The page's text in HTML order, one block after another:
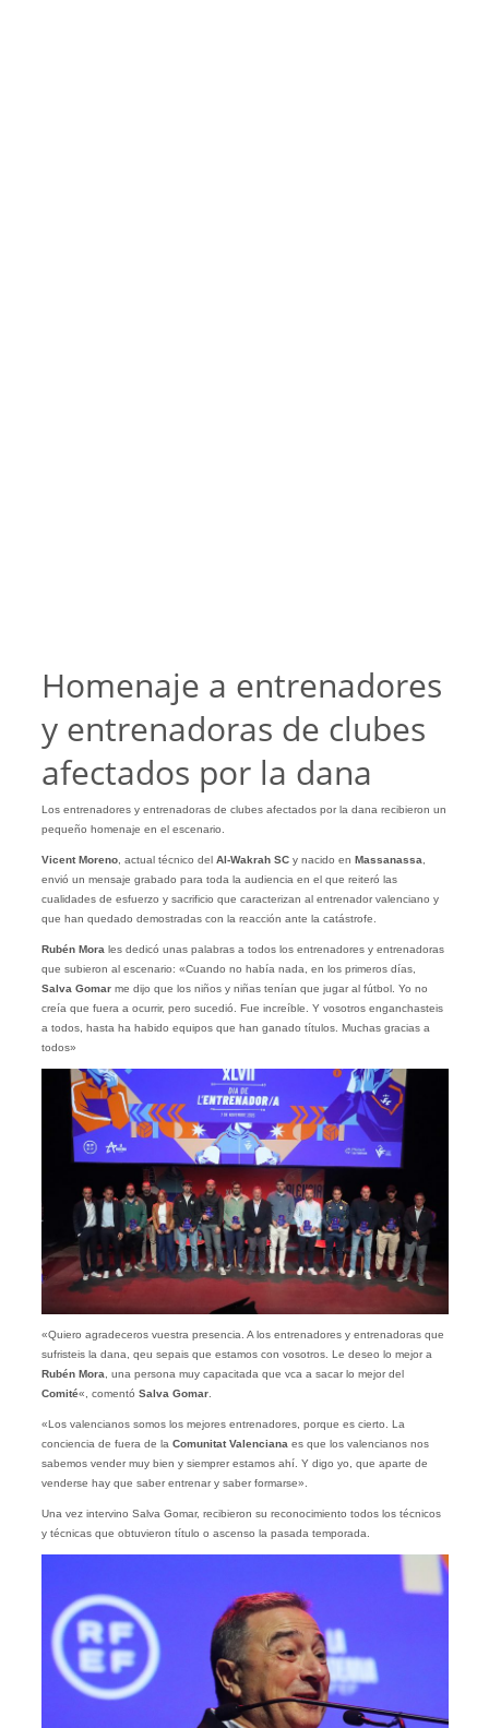
Homenaje a entrenadores
y entrenadoras de clubes
afectados por la dana
Los entrenadores y entrenadoras de clubes afectados por la dana recibieron un
pequeño homenaje en el escenario.
Vicent Moreno, actual técnico del Al-Wakrah SC y nacido en Massanassa,
envió un mensaje grabado para toda la audiencia en el que reiteró las
cualidades de esfuerzo y sacrificio que caracterizan al entrenador valenciano y
que han quedado demostradas con la reacción ante la catástrofe.
Rubén Morales dedicó unas palabras a todos los entrenadores y entrenadoras
que subieron al escenario: «Cuando no había nada, en los primeros días,
Salva Gomarme dijo que los niños y niñas tenían que jugar al fútbol. Yo no
creía que fuera a ocurrir, pero sucedió. Fue increíble. Y vosotros enganchasteis
a todos, hasta ha habido equipos que han ganado títulos. Muchas gracias a
todos»
«Quiero agradeceros vuestra presencia. A los entrenadores y entrenadoras que
sufristeis la dana, qeu sepais que estamos con vosotros. Le deseo lo mejor a
Rubén Mora , una persona muy capacitada que vca a sacar lo mejor del
Comité«, comentó Salva Gomar.
«Los valencianos somos los mejores entrenadores, porque es cierto. La
conciencia de fuera de la Comunitat Valenciana es que los valencianos nos
sabemos vender muy bien y siemprer estamos ahí. Y digo yo, que aparte de
venderse hay que saber entrenar y saber formarse».
Una vez intervino Salva Gomar, recibieron su reconocimiento todos los técnicos
y técnicas que obtuvieron título o ascenso la pasada temporada.